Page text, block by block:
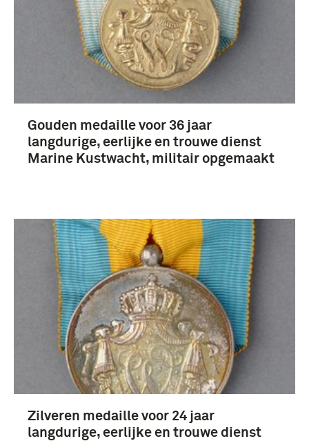
Gouden medaille voor 36 jaar
langdurige, eerlijke en trouwe dienst
Marine Kustwacht, militair opgemaakt
Zilveren medaille voor 24 jaar
langdurige, eerlijke en trouwe dienst